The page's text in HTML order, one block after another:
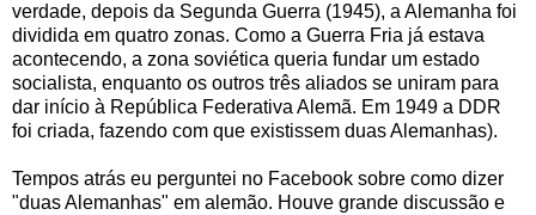
verdade, depois da Segunda Guerra (1945), a Alemanha foi
dividida em quatro zonas. Como a Guerra Fria já estava
acontecendo, a zona soviética queria fundar um estado
socialista, enquanto os outros três aliados se uniram para
dar início à República Federativa Alemã. Em 1949 a DDR
foi criada, fazendo com que existissem duas Alemanhas).
Tempos atrás eu perguntei no Facebook sobre como dizer
"duas Alemanhas" em alemão. Houve grande discussão e